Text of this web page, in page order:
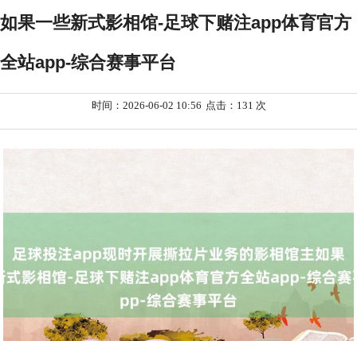
如果一些新式影相馆-足球下赌注app体育官方
全站app-综合赛事平台
时间：2026-06-02 10:56 点击：131 次